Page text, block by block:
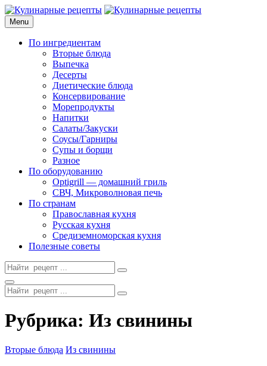
Skip
to
content
Кулинарные рецепты
для домашнего приготовления
Menu
По ингредиентам
Вторые блюда
Выпечка
Десерты
Диетические блюда
Консервирование
Морепродукты
Напитки
Салаты/Закуски
Соусы/Гарниры
Супы и борщи
Разное
По оборудованию
Optigrill — домашний гриль
СВЧ, Микроволновая печь
По странам
Православная кухня
Русская кухня
Средиземноморская кухня
Полезные советы
Search
for:
Search
Search
for:
Site
Overlay
Рубрика: Из свинины
Categories
Вторые блюда Из свинины